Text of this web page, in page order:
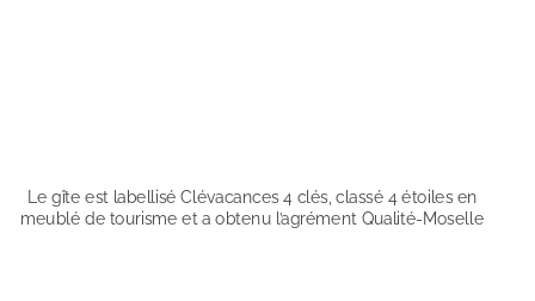
Le gîte est labellisé Clévacances 4 clés, classé 4 étoiles en
meublé de tourisme et a obtenu l’agrément Qualité-Moselle